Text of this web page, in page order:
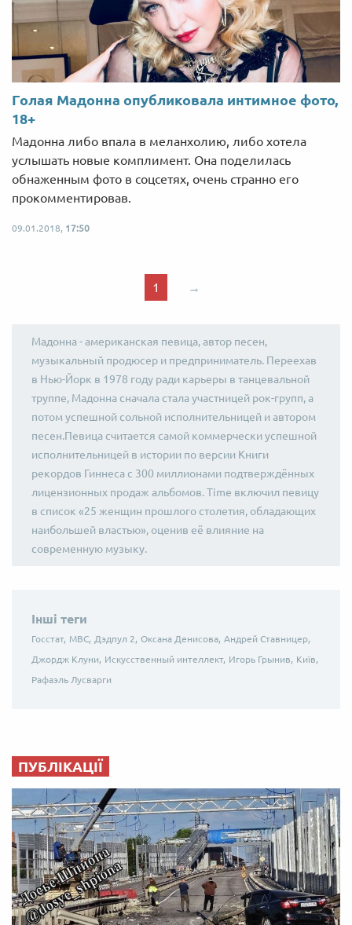
Голая Мадонна опубликовала интимное фото,
18+
Мадонна либо впала в меланхолию, либо хотела
услышать новые комплимент. Она поделилась
обнаженным фото в соцсетях, очень странно его
прокомментировав.
09.01.2018, 17:50
1 →
Мадонна - американская певица, автор песен,
музыкальный продюсер и предприниматель. Переехав
в Нью-Йорк в 1978 году ради карьеры в танцевальной
труппе, Мадонна сначала стала участницей рок-групп, а
потом успешной сольной исполнительницей и автором
песен.Певица считается самой коммерчески успешной
исполнительницей в истории по версии Книги
рекордов Гиннеса с 300 миллионами подтверждённых
лицензионных продаж альбомов. Time включил певицу
в список «25 женщин прошлого столетия, обладающих
наибольшей властью», оценив её влияние на
современную музыку.
Інші теги
Госстат, МВС, Дэдпул 2, Оксана Денисова, Андрей Ставницер,
Джордж Клуни, Искусственный интеллект, Игорь Грынив, Київ,
Рафаэль Лусварги
ПУБЛІКАЦІЇ